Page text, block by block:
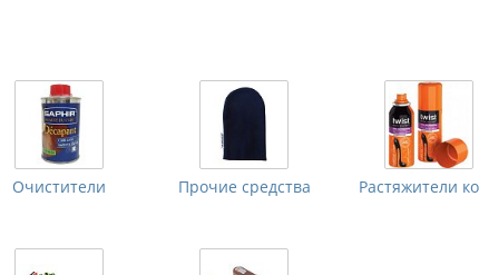
Очистители Прочие средства Растяжители